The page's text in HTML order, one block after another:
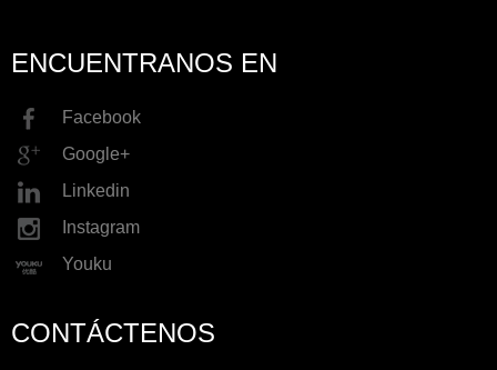
ENCUENTRANOS EN
Facebook
Google+
Linkedin
Instagram
Youku
CONTÁCTENOS